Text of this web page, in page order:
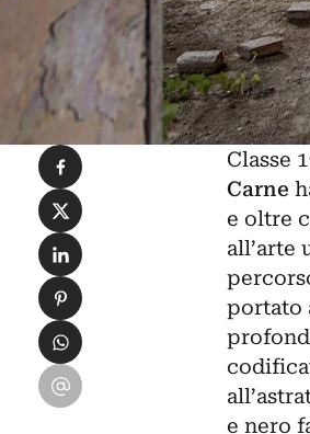
Classe
Carne
e oltre
all’arte
portato
e nero
Condividi su Facebook
Condividi su X
Condividi su LinkedIn
Condividi su Pinterest
Condividi su WhatsApp
Condividi su Email